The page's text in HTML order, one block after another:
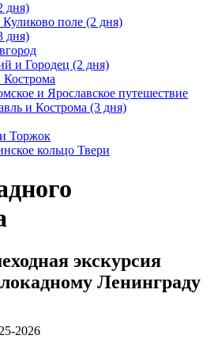
дня)
Куликово поле (2 дня)
дня)
и Городец (2 дня)
Кострома
и Ярославское путешествие
и Кострома (3 дня)
Торжок
кольцо Твери
экскурсия
Ленинграду
2026